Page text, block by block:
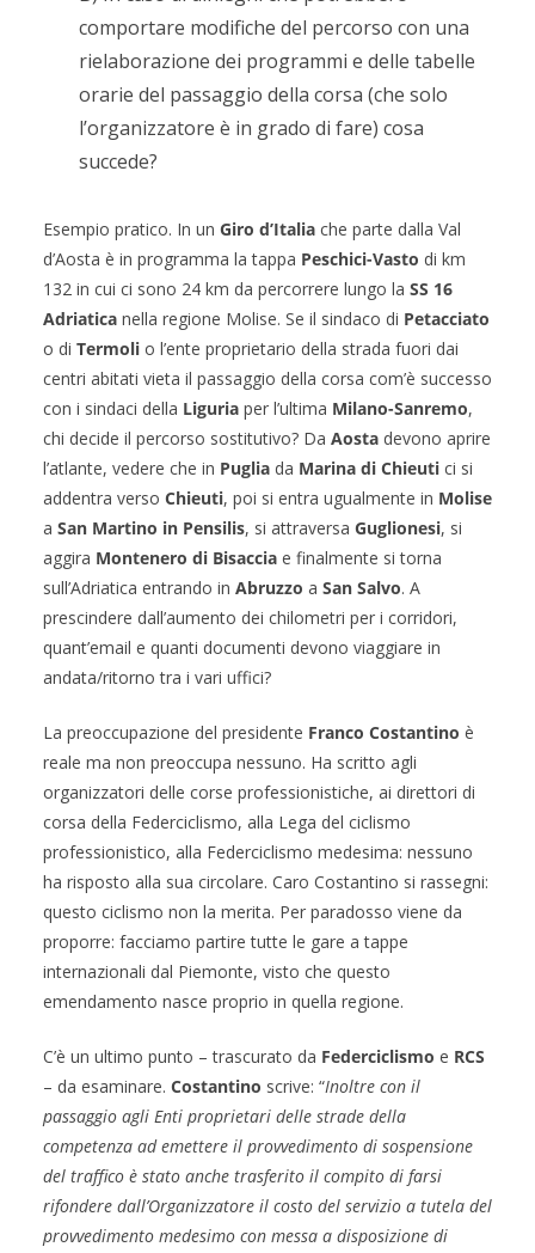
comportare modifiche del percorso con una
rielaborazione dei programmi e delle tabelle
orarie del passaggio della corsa (che solo
l’organizzatore è in grado di fare) cosa
succede?
Esempio pratico. In un Giro d’Italia che parte dalla Val
d’Aosta è in programma la tappa Peschici-Vasto di km
132 in cui ci sono 24 km da percorrere lungo la SS 16
Adriatica nella regione Molise. Se il sindaco di Petacciato
o di Termoli o l’ente proprietario della strada fuori dai
centri abitati vieta il passaggio della corsa com’è successo
con i sindaci della Liguria per l’ultima Milano-Sanremo,
chi decide il percorso sostitutivo? Da Aosta devono aprire
l’atlante, vedere che in Puglia da Marina di Chieuti ci si
addentra verso Chieuti, poi si entra ugualmente in Molise
a San Martino in Pensilis, si attraversa Guglionesi, si
aggira Montenero di Bisaccia e finalmente si torna
sull’Adriatica entrando in Abruzzo a San Salvo. A
prescindere dall’aumento dei chilometri per i corridori,
quant’email e quanti documenti devono viaggiare in
andata/ritorno tra i vari uffici?
La preoccupazione del presidente Franco Costantino è
reale ma non preoccupa nessuno. Ha scritto agli
organizzatori delle corse professionistiche, ai direttori di
corsa della Federciclismo, alla Lega del ciclismo
professionistico, alla Federciclismo medesima: nessuno
ha risposto alla sua circolare. Caro Costantino si rassegni:
questo ciclismo non la merita. Per paradosso viene da
proporre: facciamo partire tutte le gare a tappe
internazionali dal Piemonte, visto che questo
emendamento nasce proprio in quella regione.
C’è un ultimo punto – trascurato da Federciclismo e RCS
– da esaminare. Costantino scrive: “Inoltre con il
passaggio agli Enti proprietari delle strade della
competenza ad emettere il provvedimento di sospensione
del traffico è stato anche trasferito il compito di farsi
rifondere dall’Organizzatore il costo del servizio a tutela del
provvedimento medesimo con messa a disposizione di